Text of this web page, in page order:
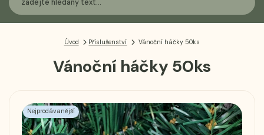
Úvod Příslušenství Vánoční háčky 50ks
Vánoční háčky 50ks
Nejprodávanější